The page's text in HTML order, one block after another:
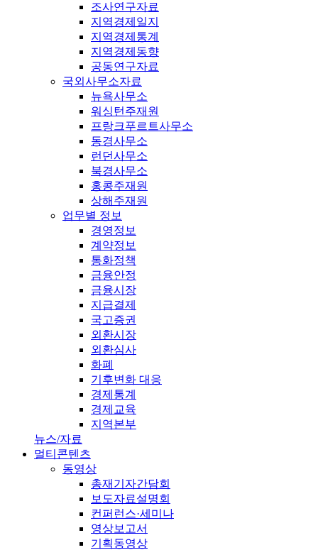
조사연구자료
지역경제일지
지역경제통계
지역경제동향
공동연구자료
국외사무소자료
뉴욕사무소
워싱턴주재원
프랑크푸르트사무소
동경사무소
런던사무소
북경사무소
홍콩주재원
상해주재원
업무별 정보
경영정보
계약정보
통화정책
금융안정
금융시장
지급결제
국고증권
외환시장
외환심사
화폐
기후변화 대응
경제통계
경제교육
지역본부
뉴스/자료
멀티콘텐츠
동영상
총재기자간담회
보도자료설명회
컨퍼런스·세미나
영상보고서
기획동영상